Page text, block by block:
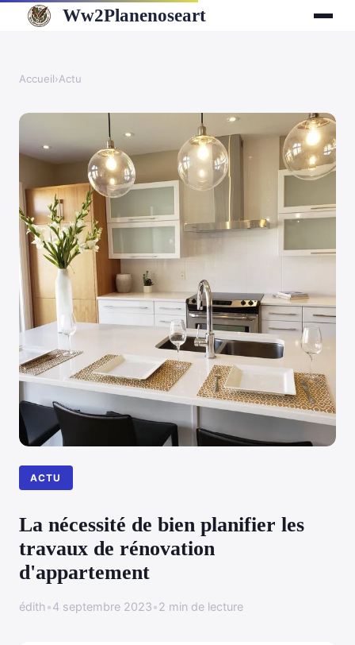
Ww2Planenoseart
Accueil›Actu
ACTU
La nécessité de bien planifier les
travaux de rénovation
d'appartement
édith•4 septembre 2023•2 min de lecture